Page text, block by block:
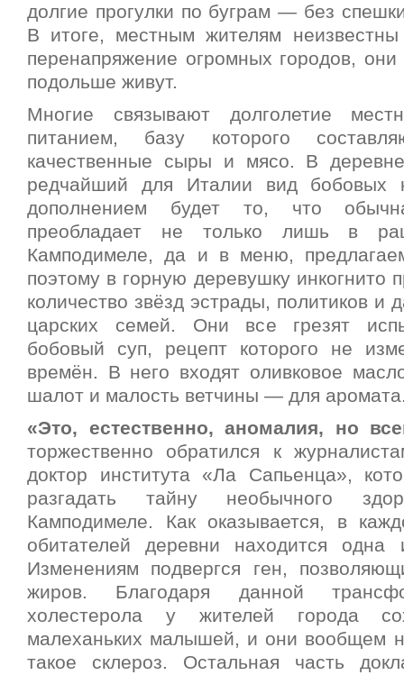
долгие прогулки по буграм — без
В итоге, местным жителям
перенапряжение огромных городов,
подольше живут.
Многие связывают долголетие
питанием, базу которого
качественные сыры и мясо. В
редчайший для Италии вид бобовых
дополнением будет то, что
преобладает не только лишь в
Камподимеле, да и в меню,
поэтому в горную деревушку инкогнито
количество звёзд эстрады, политиков и
царских семей. Они все грезят
бобовый суп, рецепт которого не
времён. В него входят оливковое
шалот и малость ветчины — для
«Это, естественно, аномалия, но
торжественно обратился к
доктор института «Ла Сапьенца»,
разгадать тайну необычного
Камподимеле. Как оказывается, в
обитателей деревни находится
Изменениям подвергся ген,
жиров. Благодаря данной
холестерола у жителей города
малеханьких малышей, и они вообщем
такое склероз. Остальная часть